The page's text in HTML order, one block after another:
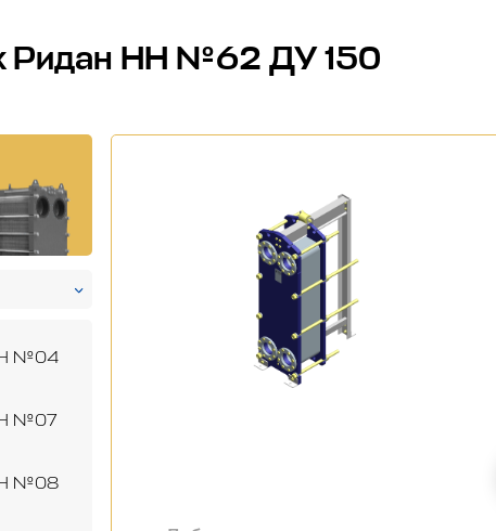
Ридан НН №62 ДУ 150
№04
№07
№08